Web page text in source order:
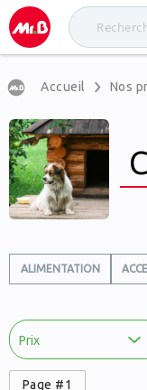
Accueil Nos
ALIMENTATION
Page #1